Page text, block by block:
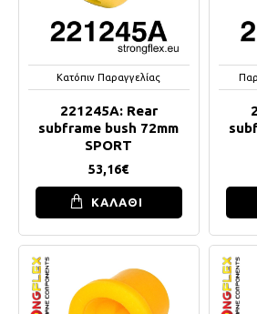
Κατόπιν Παραγγελίας
221245A: Rear
subframe bush 72mm
SPORT
53,16€
ΚΑΛΑΘΙ